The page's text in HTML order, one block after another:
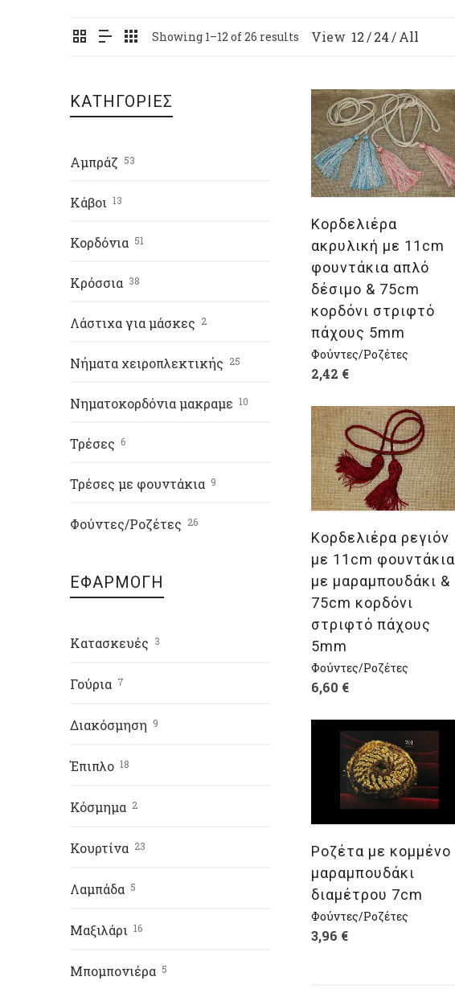
Showing 1–12 of 26 results View 12 /24 /All
Επιλογή
Κορδελιέρα
ακρυλική με 11cm
φουντάκια απλό
δέσιμο & 75cm
κορδόνι στριφτό
πάχους 5mm
Φούντες/Ροζέτες
2,42 €
Επιλογή
Κορδελιέρα ρεγιόν
με 11cm φουντάκια
με μαραμπουδάκι &
75cm κορδόνι
στριφτό πάχους
5mm
Φούντες/Ροζέτες
6,60 €
Επιλογή
Ροζέτα με κομμένο
μαραμπουδάκι
διαμέτρου 7cm
Φούντες/Ροζέτες
3,96 €
ΚΑΤΗΓΟΡΙΕΣ
Αμπράζ 53
Κάβοι 13
Κορδόνια 51
Κρόσσια 38
Λάστιχα για μάσκες 2
Νήματα χειροπλεκτικής 25
Νηματοκορδόνια μακραμε 10
Τρέσες 6
Τρέσες με φουντάκια 9
Φούντες/Ροζέτες 26
ΕΦΑΡΜΟΓΗ
Κατασκευές 3
Γούρια 7
Διακόσμηση 9
Έπιπλο 18
Κόσμημα 2
Κουρτίνα 23
Λαμπάδα 5
Μαξιλάρι 16
Μπομπονιέρα 5